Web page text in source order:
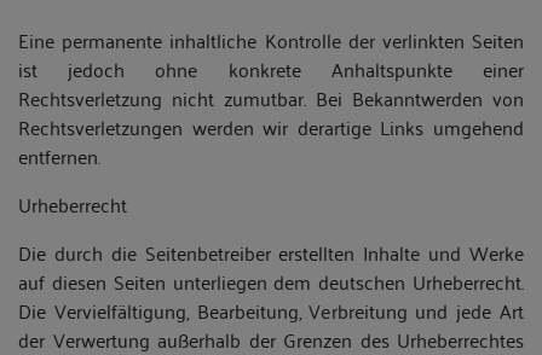
Eine permanente inhaltliche Kontrolle der verlinkten Seiten
ist jedoch ohne konkrete Anhaltspunkte einer
Rechtsverletzung nicht zumutbar. Bei Bekanntwerden von
Rechtsverletzungen werden wir derartige Links umgehend
entfernen.
Urheberrecht
Die durch die Seitenbetreiber erstellten Inhalte und Werke
auf diesen Seiten unterliegen dem deutschen Urheberrecht.
Die Vervielfältigung, Bearbeitung, Verbreitung und jede Art
der Verwertung außerhalb der Grenzen des Urheberrechtes